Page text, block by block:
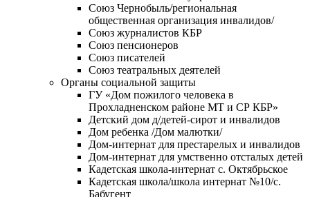
Союз Чернобыль/региональная
общественная организация инвалидов/
Союз журналистов КБР
Союз пенсионеров
Союз писателей
Союз театральных деятелей
Органы социальной защиты
ГУ «Дом пожилого человека в
Прохладненском районе МТ и СР КБР»
Детский дом д/детей-сирот и инвалидов
Дом ребенка /Дом малютки/
Дом-интернат для престарелых и инвалидов
Дом-интернат для умственно отсталых детей
Кадетская школа-интернат с. Октябрьское
Кадетская школа/школа интернат №10/с.
Бабугент